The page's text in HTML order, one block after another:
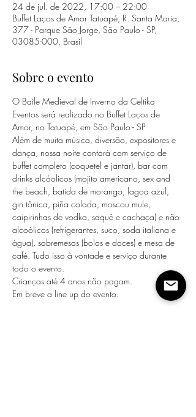
24 de jul. de 2022, 17:00 – 22:00
Buffet Laços de Amor Tatuapé, R. Santa Maria,
377 - Parque São Jorge, São Paulo - SP,
03085-000, Brasil
Sobre o evento
O Baile Medieval de Inverno da Celtika
Eventos será realizado no Buffet Laços de
Amor, no Tatuapé, em São Paulo - SP
Além de muita música, diversão, expositores e
dança, nossa noite contará com serviço de
buffet completo (coquetel e jantar), bar com
drinks alcóolicos (mojito americano, sex and
the beach, batida de morango, lagoa azul,
gin tônica, piña colada, moscou mule,
caipirinhas de vodka, saquê e cachaça) e não
alcoólicos (refrigerantes, suco, soda italiana e
água), sobremesas (bolos e doces) e mesa de
café. Tudo isso à vontade e serviço durante
todo o evento.
Crianças até 4 anos não pagam.
Em breve a line up do evento.